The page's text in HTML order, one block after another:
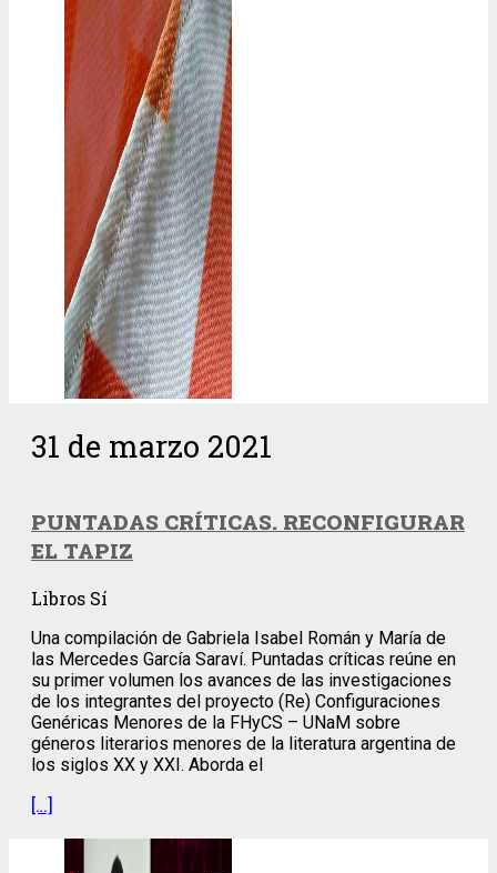
31 de marzo 2021
PUNTADAS CRÍTICAS. RECONFIGURAR
EL TAPIZ
Libros Sí
Una compilación de Gabriela Isabel Román y María de
las Mercedes García Saraví. Puntadas críticas reúne en
su primer volumen los avances de las investigaciones
de los integrantes del proyecto (Re) Configuraciones
Genéricas Menores de la FHyCS – UNaM sobre
géneros literarios menores de la literatura argentina de
los siglos XX y XXI. Aborda el
[…]